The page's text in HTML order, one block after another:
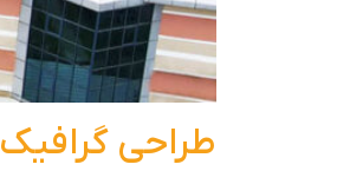
طراحی گرافیک